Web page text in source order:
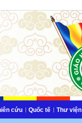
cứu Quốc tế Thư viện